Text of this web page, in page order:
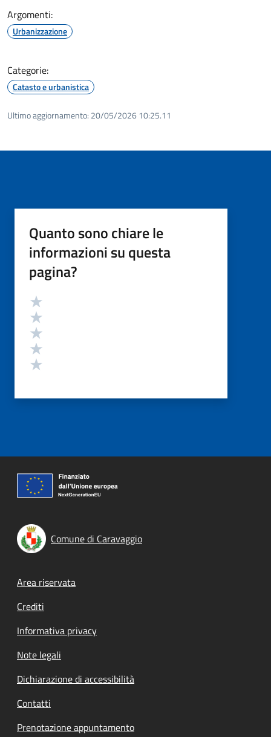
Argomenti:
Urbanizzazione
Categorie:
Catasto e urbanistica
Ultimo aggiornamento: 20/05/2026 10:25.11
Quanto sono chiare le
informazioni su questa
pagina?
Valutazione
Comune di Caravaggio
Footer menu
Area riservata
Crediti
Informativa privacy
Note legali
Dichiarazione di accessibilità
Contatti
Prenotazione appuntamento